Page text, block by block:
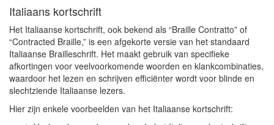
Italiaans kortschrift
Het Italiaanse kortschrift, ook bekend als “Braille Contratto” of
“Contracted Braille,” is een afgekorte versie van het standaard
Italiaanse Brailleschrift. Het maakt gebruik van specifieke
afkortingen voor veelvoorkomende woorden en klankcombinaties,
waardoor het lezen en schrijven efficiënter wordt voor blinde en
slechtziende Italiaanse lezers.
Hier zijn enkele voorbeelden van het Italiaanse kortschrift: